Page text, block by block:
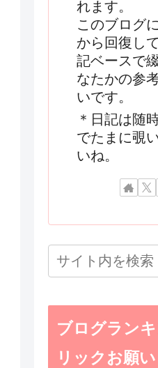
れます。
このブログ
から回復し
記ベースで
なたかの参
いです。
＊日記は随
でたまに覗
いね。
ブログラン
リックお願